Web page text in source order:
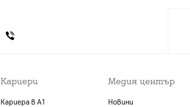
Кариери
Кариера в А1
Медия център
Новини